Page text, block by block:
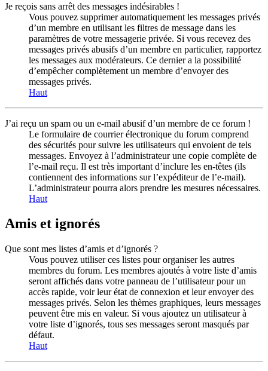
Je reçois sans arrêt des messages indésirables !
Vous pouvez supprimer automatiquement les messages privés
d’un membre en utilisant les filtres de message dans les
paramètres de votre messagerie privée. Si vous recevez des
messages privés abusifs d’un membre en particulier, rapportez
les messages aux modérateurs. Ce dernier a la possibilité
d’empêcher complètement un membre d’envoyer des
messages privés.
Haut
J’ai reçu un spam ou un e-mail abusif d’un membre de ce forum !
Le formulaire de courrier électronique du forum comprend
des sécurités pour suivre les utilisateurs qui envoient de tels
messages. Envoyez à l’administrateur une copie complète de
l’e-mail reçu. Il est très important d’inclure les en-têtes (ils
contiennent des informations sur l’expéditeur de l’e-mail).
L’administrateur pourra alors prendre les mesures nécessaires.
Haut
Amis et ignorés
Que sont mes listes d’amis et d’ignorés ?
Vous pouvez utiliser ces listes pour organiser les autres
membres du forum. Les membres ajoutés à votre liste d’amis
seront affichés dans votre panneau de l’utilisateur pour un
accès rapide, voir leur état de connexion et leur envoyer des
messages privés. Selon les thèmes graphiques, leurs messages
peuvent être mis en valeur. Si vous ajoutez un utilisateur à
votre liste d’ignorés, tous ses messages seront masqués par
défaut.
Haut